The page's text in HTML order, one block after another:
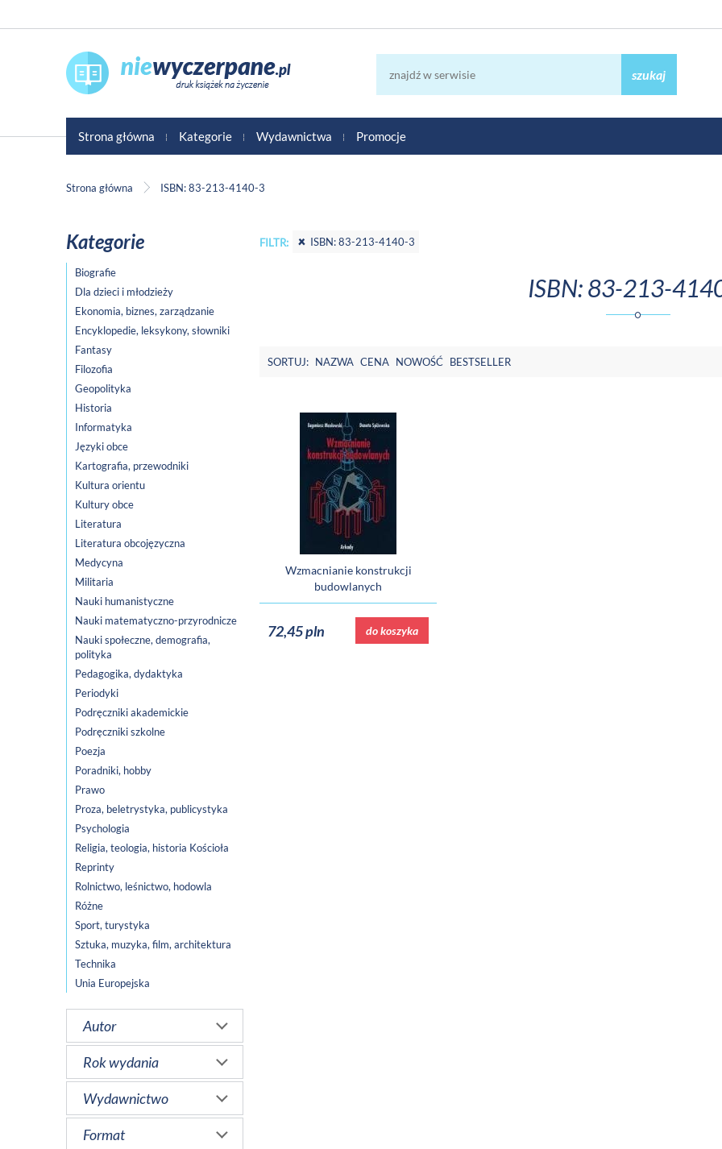
szukaj
Strona główna Kategorie Wydawnictwa Promocje
Strona główna ISBN: 83-213-4140-3
Kategorie
Biografie
Dla dzieci i młodzieży
Ekonomia, biznes, zarządzanie
Encyklopedie, leksykony, słowniki
Fantasy
Filozofia
Geopolityka
Historia
Informatyka
Języki obce
Kartografia, przewodniki
Kultura orientu
Kultury obce
Literatura
Literatura obcojęzyczna
Medycyna
Militaria
Nauki humanistyczne
Nauki matematyczno-przyrodnicze
Nauki społeczne, demografia,
polityka
Pedagogika, dydaktyka
Periodyki
Podręczniki akademickie
Podręczniki szkolne
Poezja
Poradniki, hobby
Prawo
Proza, beletrystyka, publicystyka
Psychologia
Religia, teologia, historia Kościoła
Reprinty
Rolnictwo, leśnictwo, hodowla
Różne
Sport, turystyka
Sztuka, muzyka, film, architektura
Technika
Unia Europejska
Autor
Rok wydania
Wydawnictwo
Format
FILTR: ISBN: 83-213-4140-3
ISBN: 83-213-
SORTUJ: NAZWA CENA NOWOŚĆ BESTSELLER
Wzmacnianie konstrukcji
budowlanych
72,45 pln do koszyka